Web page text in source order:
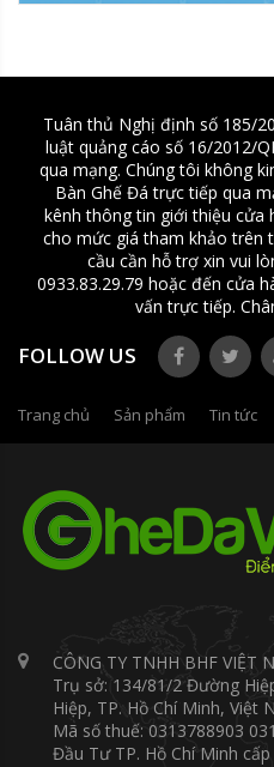
Tuân thủ Nghị định số 185/
luật quảng cáo số 16/2012/
qua mạng. Chúng tôi không
Bàn Ghế Đá trực tiếp qua
kênh thông tin giới thiệu cửa
cho mức giá tham khảo trên
cầu cần hỗ trợ xin vui
0933.83.29.79 hoặc đến cửa
vấn trực tiếp.
FOLLOW US
Trang chủ Sản phẩm Tin tức
CÔNG TY TNHH BHF VIỆT
Trụ sở: 134/81/2 Đường
Hiệp, TP. Hồ Chí Minh, Việt
Mã số thuế: 0313788903
Đầu Tư TP. Hồ Chí Minh